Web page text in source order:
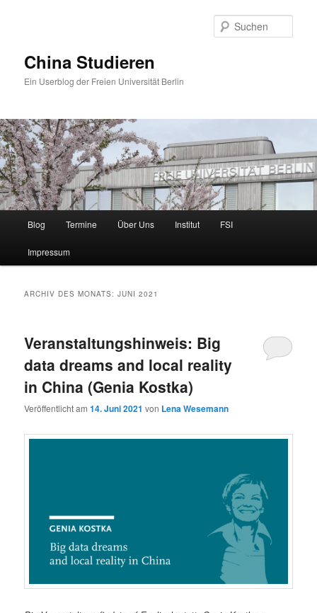
China Studieren
Ein Userblog der Freien Universität Berlin
Blog Termine Über Uns Institut FSI
Impressum
ARCHIV DES MONATS:JUNI 2021
Veranstaltungshinweis: Big
data dreams and local reality
in China (Genia Kostka)
Veröffentlicht am14. Juni 2021 von Lena Wesemann